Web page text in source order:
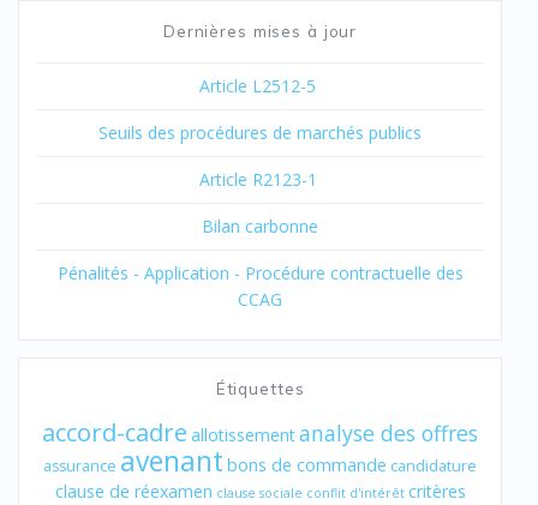
Dernières mises à jour
Article L2512-5
Seuils des procédures de marchés publics
Article R2123-1
Bilan carbonne
Pénalités - Application - Procédure contractuelle des
CCAG
Étiquettes
accord-cadre allotissementanalyse des offres
assurance avenant bons de commande candidature
clause de réexamen clause sociale conflit d'intérêt critères